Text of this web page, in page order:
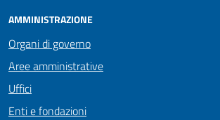
AMMINISTRAZIONE
Organi di governo
Aree amministrative
Uffici
Enti e fondazioni